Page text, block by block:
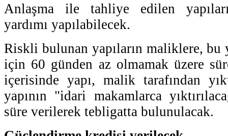
Anlaşma ile tahliye edilen
yardımı yapılabilecek.
Riskli bulunan yapıların maliklere, bu
için 60 günden az olmamak üzere
içerisinde yapı, malik tarafından
yapının "idari makamlarca
süre verilerek tebligatta bulunulacak.